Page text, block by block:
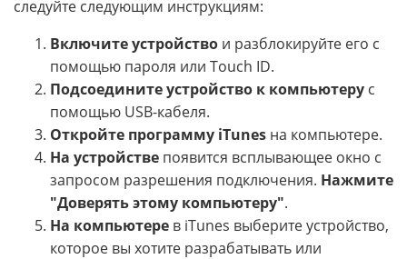
следуйте следующим инструкциям:
Включите устройство и разблокируйте его с
помощью пароля или Touch ID.
Подсоедините устройство к компьютеру с
помощью USB-кабеля.
Откройте программу iTunes на компьютере.
На устройстве появится всплывающее окно с
запросом разрешения подключения. Нажмите
"Доверять этому компьютеру".
На компьютере в iTunes выберите устройство,
которое вы хотите разрабатывать или